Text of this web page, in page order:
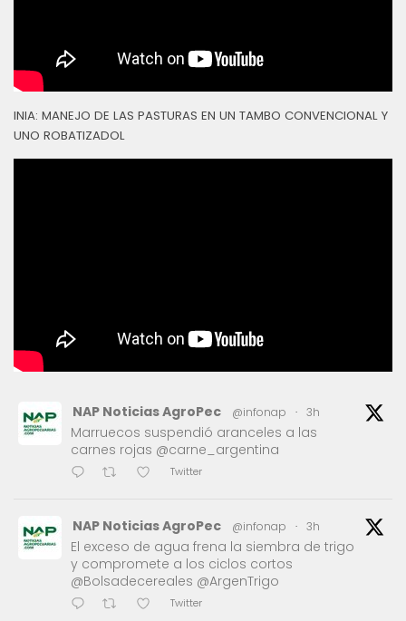
INIA: MANEJO DE LAS PASTURAS EN UN TAMBO CONVENCIONAL Y
UNO ROBATIZADOL
NAP Noticias AgroPec @infonap · 3h
Marruecos suspendió aranceles a las
carnes rojas @carne_argentina
Twitter
NAP Noticias AgroPec @infonap · 3h
El exceso de agua frena la siembra de trigo
y compromete a los ciclos cortos
@Bolsadecereales @ArgenTrigo
Twitter